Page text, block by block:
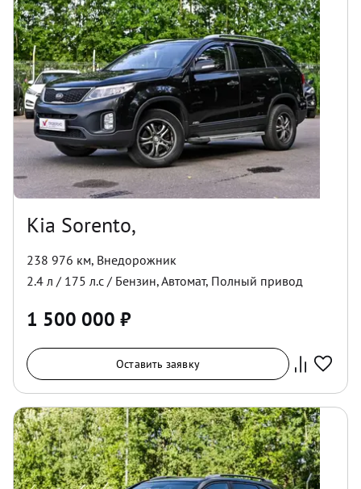
Kia Sorento,
238 976 км, Внедорожник
2.4 л / 175 л.с / Бензин,Автомат, Полный привод
1 500 000 ₽
Оставить заявку